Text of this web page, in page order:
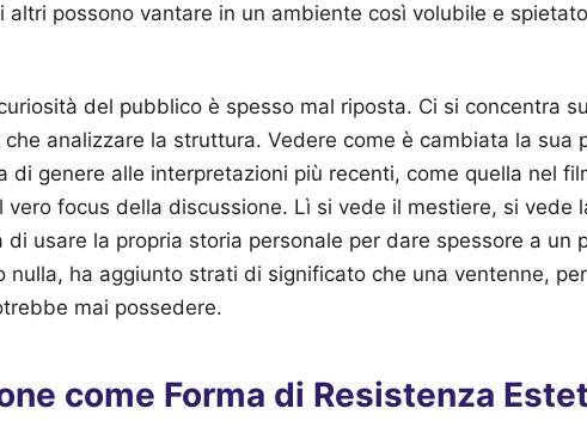
altri possono vantare in un ambiente così volubile e
del pubblico è spesso mal riposta. Ci si concentra
analizzare la struttura. Vedere come è cambiata la sua
di genere alle interpretazioni più recenti, come quella nel
vero focus della discussione. Lì si vede il mestiere, si vede
di usare la propria storia personale per dare spessore a un
nulla, ha aggiunto strati di significato che una ventenne,
mai possedere.
come Forma di Resistenza